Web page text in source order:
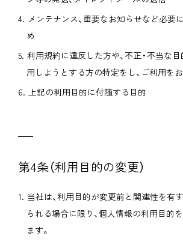
メンテナンス、重要なお知らせなど必要
め
利用規約に違反した方や、不正・不当な
用しようとする方の特定をし、ご利用を
上記の利用目的に付随する目的
第4条（利用目的の変更）
当社は、利用目的が変更前と関連性を有
られる場合に限り、個人情報の利用目的
ます。